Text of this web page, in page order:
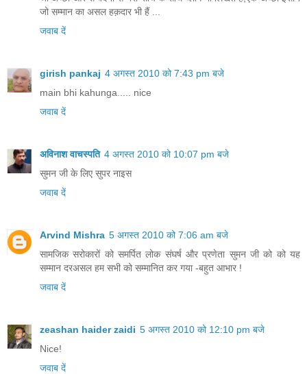
जो सम्मान का असल हक़दार भी हैं ...
जवाब दें
girish pankaj 4 अगस्त 2010 को 7:43 pm बजे
main bhi kahunga..... nice
जवाब दें
अविनाश वाचस्पति 4 अगस्त 2010 को 10:07 pm बजे
सुमन जी के लिए सुपर नाइस
जवाब दें
Arvind Mishra 5 अगस्त 2010 को 7:06 am बजे
सामजिक सरोकारों को समर्पित लोक संघर्ष और प्रणेता सुमन जी को को यह
सम्मान दरअसल हम सभी को सम्मानित कर गया -बहुत आभार !
जवाब दें
zeashan haider zaidi 5 अगस्त 2010 को 12:10 pm बजे
Nice!
जवाब दें